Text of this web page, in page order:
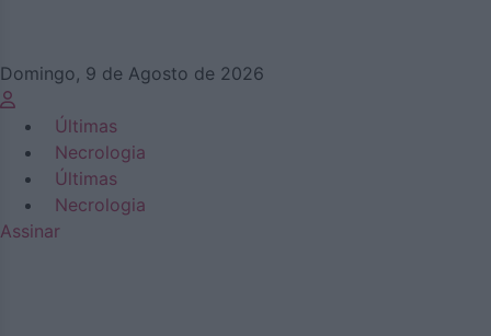
Domingo, 9 de Agosto de 2026
Últimas
Necrologia
Últimas
Necrologia
Assinar